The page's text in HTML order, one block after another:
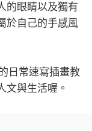
的眼睛以及獨有
於自己的手感風
日常速寫插畫教
文與生活喔。